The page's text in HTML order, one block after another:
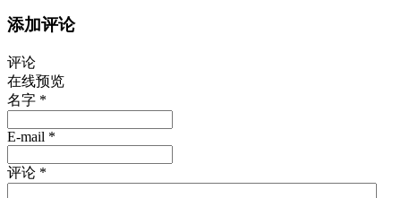
添加评论
评论
在线预览
名字 *
E-mail *
评论 *